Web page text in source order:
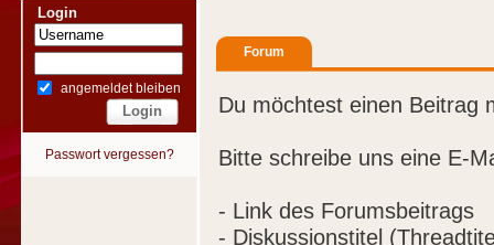
Login
angemeldet bleiben
Passwort vergessen?
Forum
Du möchtest einen Beitrag
Bitte schreibe uns eine E-
- Link des Forumsbeitrags
- Diskussionstitel